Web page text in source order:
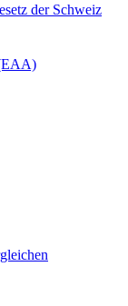
der Schweiz